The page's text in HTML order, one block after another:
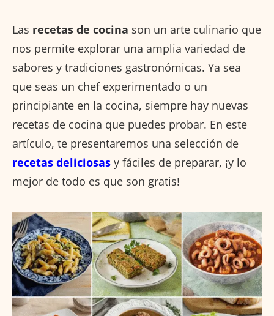
Las recetas de cocina son un arte culinario que
nos permite explorar una amplia variedad de
sabores y tradiciones gastronómicas. Ya sea
que seas un chef experimentado o un
principiante en la cocina, siempre hay nuevas
recetas de cocina que puedes probar. En este
artículo, te presentaremos una selección de
recetas deliciosas y fáciles de preparar, ¡y lo
mejor de todo es que son gratis!